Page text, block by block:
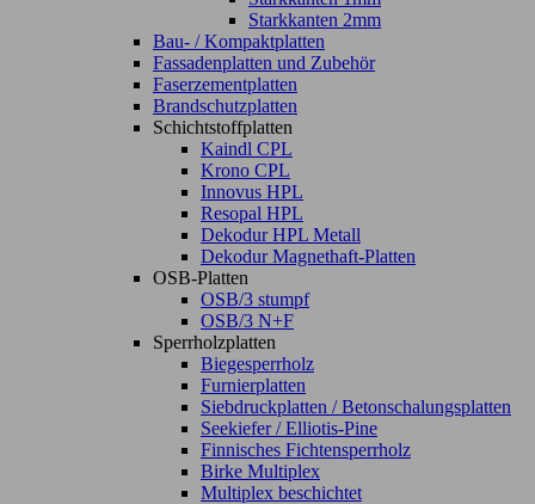
Starkkanten 2mm
Bau- / Kompaktplatten
Fassadenplatten und Zubehör
Faserzementplatten
Brandschutzplatten
Schichtstoffplatten
Kaindl CPL
Krono CPL
Innovus HPL
Resopal HPL
Dekodur HPL Metall
Dekodur Magnethaft-Platten
OSB-Platten
OSB/3 stumpf
OSB/3 N+F
Sperrholzplatten
Biegesperrholz
Furnierplatten
Siebdruckplatten / Betonschalungsplatten
Seekiefer / Elliotis-Pine
Finnisches Fichtensperrholz
Birke Multiplex
Multiplex beschichtet